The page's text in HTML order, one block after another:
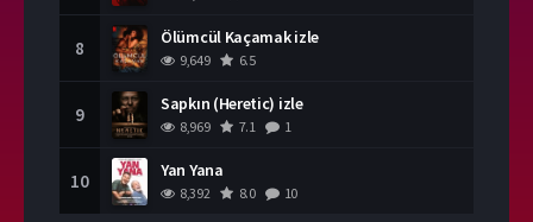
8 Ölümcül Kaçamak izle
9,649 6.5
9 Sapkın (Heretic) izle
8,969 7.1 1
10 Yan Yana
8,392 8.0 10